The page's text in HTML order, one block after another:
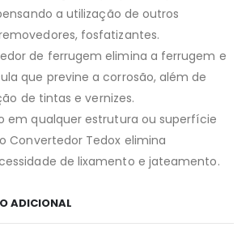
a utilização de outros
fosfatizantes.
de ferrugem elimina a ferrugem e
que previne a corrosão, além de
de tintas e vernizes.
em qualquer estrutura ou superfície
Convertedor Tedox elimina
de lixamento e jateamento.
ADICIONAL